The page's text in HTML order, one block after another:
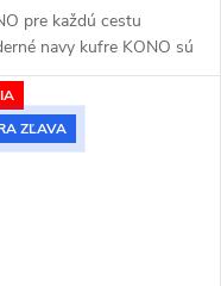
pre každú cestu
navy kufre KONO sú
spoločníkom pre
druhy cestovania - od
ciest až po
Elegantná...
ZĽAVA